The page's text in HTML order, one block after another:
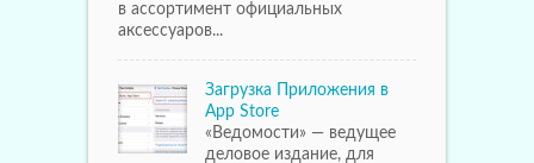
в ассортимент официальных
аксессуаров...
Загрузка Приложения в
App Store
«Ведомости» — ведущее
деловое издание, для